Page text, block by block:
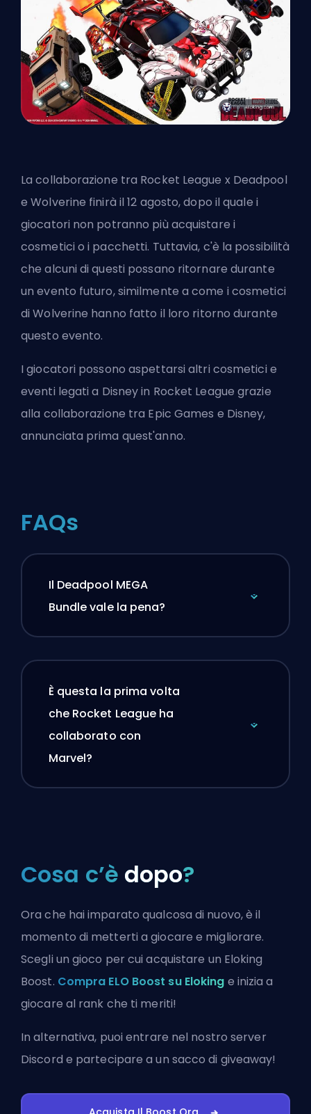
La collaborazione tra Rocket League x Deadpool
e Wolverine finirà il 12 agosto, dopo il quale i
giocatori non potranno più acquistare i
cosmetici o i pacchetti. Tuttavia, c'è la possibilità
che alcuni di questi possano ritornare durante
un evento futuro, similmente a come i cosmetici
di Wolverine hanno fatto il loro ritorno durante
questo evento.
I giocatori possono aspettarsi altri cosmetici e
eventi legati a Disney in Rocket League grazie
alla collaborazione tra Epic Games e Disney,
annunciata prima quest'anno.
FAQs
Il Deadpool MEGA
Bundle vale la pena?
È questa la prima volta
che Rocket League ha
collaborato con
Marvel?
Cosa c’è dopo?
Ora che hai imparato qualcosa di nuovo, è il
momento di metterti a giocare e migliorare.
Scegli un gioco per cui acquistare un Eloking
Boost. Compra ELO Boost su Eloking e inizia a
giocare al rank che ti meriti!
In alternativa, puoientrare nel nostro server
Discord e partecipare a un sacco di giveaway!